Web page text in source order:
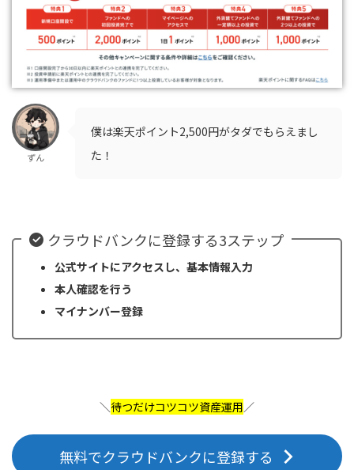
ずん
僕は楽天ポイント2,500円がタダでもらえまし
た！
クラウドバンクに登録する3ステップ
公式サイトにアクセスし、基本情報入力
本人確認を行う
マイナンバー登録
＼待つだけコツコツ資産運用／
無料でクラウドバンクに登録する